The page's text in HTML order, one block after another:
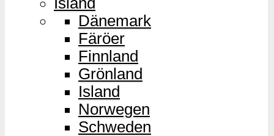
Lost Password?
Dänemark
Färöer
Finnland
Grönland
Island
Norwegen
Schweden